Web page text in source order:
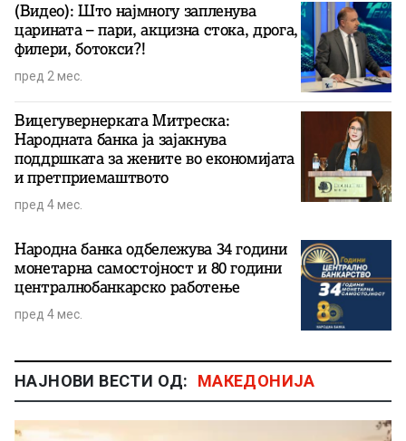
(Видео): Што најмногу запленува
царината – пари, акцизна стока, дрога,
филери, ботокси?!
пред 2 мес.
Вицегувернерката Митреска:
Народната банка ја зајакнува
поддршката за жените во економијата
и претприемаштвото
пред 4 мес.
Народна банка одбележува 34 години
монетарна самостојност и 80 години
централнобанкарскo работење
пред 4 мес.
НАЈНОВИ ВЕСТИ ОД: МАКЕДОНИЈА